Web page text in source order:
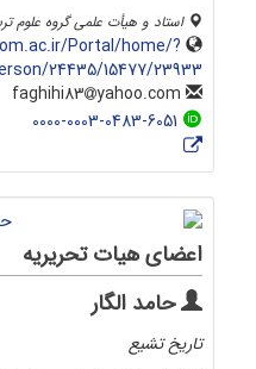
استاد و هیأت علمی گروه علوم
Portal/home/?
24435/15477/23933/
yahoo.com
0000-0003-0483-6051
اعضای هیات تحریریه
حامد الگار
تاریخ تشیع